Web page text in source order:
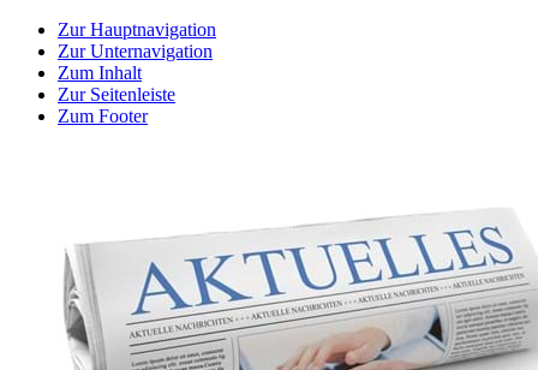
Zur Hauptnavigation
Zur Unternavigation
Zum Inhalt
Zur Seitenleiste
Zum Footer